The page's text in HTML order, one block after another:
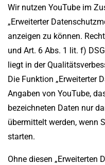
Wir nutzen YouTube im
„Erweiterter
anzeigen zu können.
und Art. 6 Abs. 1 lit. f)
liegt in der
Die Funktion „Erweiterter
Angaben von YouTube,
bezeichneten Daten nur
übermittelt werden, wenn
starten.
Ohne diesen „Erweiterten